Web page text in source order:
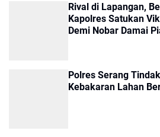
Rival di Lapangan,
Kapolres Satukan
Demi Nobar Damai
Polres Serang
Kebakaran Lahan